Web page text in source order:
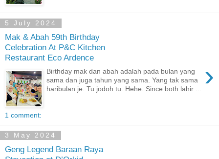
5 July 2024
Mak & Abah 59th Birthday
Celebration At P&C Kitchen
Restaurant Eco Ardence
›
Birthday mak dan abah adalah pada bulan yang
sama dan juga tahun yang sama. Yang tak sama
haribulan je. Tu jodoh tu. Hehe. Since both lahir ...
1 comment:
3 May 2024
Geng Legend Baraan Raya